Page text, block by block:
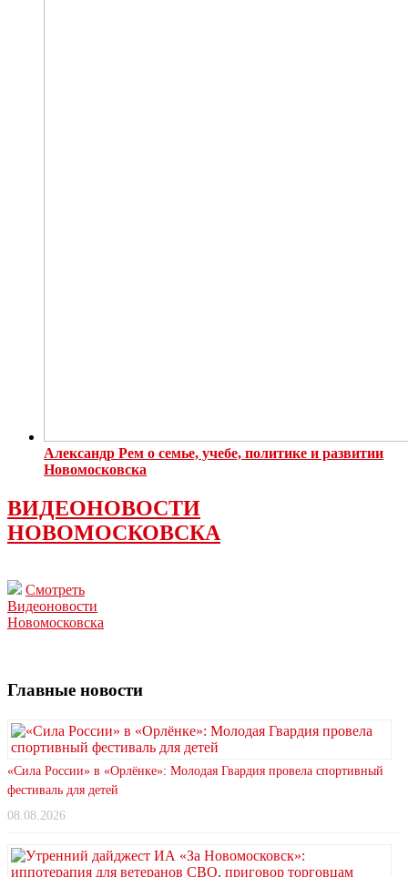
Александр Рем о семье, учебе, политике и развитии
Новомосковска
ВИДЕОНОВОСТИ
НОВОМОСКОВСКА
Смотреть
Видеоновости
Новомосковска
Главные новости
«Сила России» в «Орлёнке»: Молодая Гвардия провела спортивный
фестиваль для детей
08.08.2026